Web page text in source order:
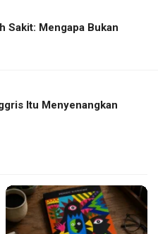
Sakit: Mengapa Bukan
Itu Menyenangkan